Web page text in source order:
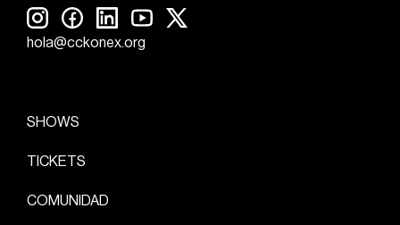
hola@cckonex.org
SHOWS
TICKETS
COMUNIDAD